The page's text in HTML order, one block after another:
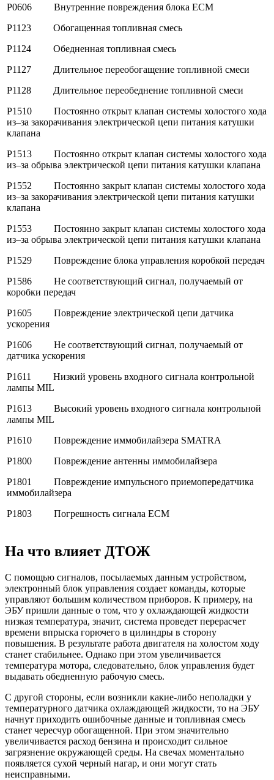
P0606 Внутренние повреждения блока ЕСМ
P1123 Обогащенная топливная смесь
P1124 Обедненная топливная смесь
P1127 Длительное переобогащение топливной смеси
P1128 Длительное переобеднение топливной смеси
P1510 Постоянно открыт клапан системы холостого хода
из–за закорачивания электрической цепи питания катушки
клапана
P1513 Постоянно открыт клапан системы холостого хода
из–за обрыва электрической цепи питания катушки клапана
P1552 Постоянно закрыт клапан системы холостого хода
из–за закорачивания электрической цепи питания катушки
клапана
P1553 Постоянно закрыт клапан системы холостого хода
из–за обрыва электрической цепи питания катушки клапана
P1529 Повреждение блока управления коробкой передач
P1586 Не соответствующий сигнал, получаемый от
коробки передач
P1605 Повреждение электрической цепи датчика
ускорения
P1606 Не соответствующий сигнал, получаемый от
датчика ускорения
P1611 Низкий уровень входного сигнала контрольной
лампы MIL
P1613 Высокий уровень входного сигнала контрольной
лампы MIL
P1610 Повреждение иммобилайзера SMATRA
P1800 Повреждение антенны иммобилайзера
P1801 Повреждение импульсного приемопередатчика
иммобилайзера
P1803 Погрешность сигнала ЕСМ
На что влияет ДТОЖ
С помощью сигналов, посылаемых данным устройством,
электронный блок управления создает команды, которые
управляют большим количеством приборов. К примеру, на
ЭБУ пришли данные о том, что у охлаждающей жидкости
низкая температура, значит, система проведет перерасчет
времени впрыска горючего в цилиндры в сторону
повышения. В результате работа двигателя на холостом ходу
станет стабильнее. Однако при этом увеличивается
температура мотора, следовательно, блок управления будет
выдавать обедненную рабочую смесь.
С другой стороны, если возникли какие-либо неполадки у
температурного датчика охлаждающей жидкости, то на ЭБУ
начнут приходить ошибочные данные и топливная смесь
станет чересчур обогащенной. При этом значительно
увеличивается расход бензина и происходит сильное
загрязнение окружающей среды. На свечах моментально
появляется сухой черный нагар, и они могут стать
неисправными.